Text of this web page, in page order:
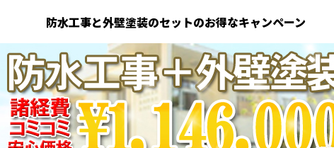
防水工事と外壁塗装のセットのお得なキャンペーン